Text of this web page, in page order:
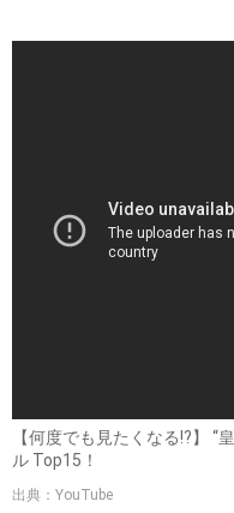
【何度でも見たくなる!?】 “
ル Top15！
出典：YouTube